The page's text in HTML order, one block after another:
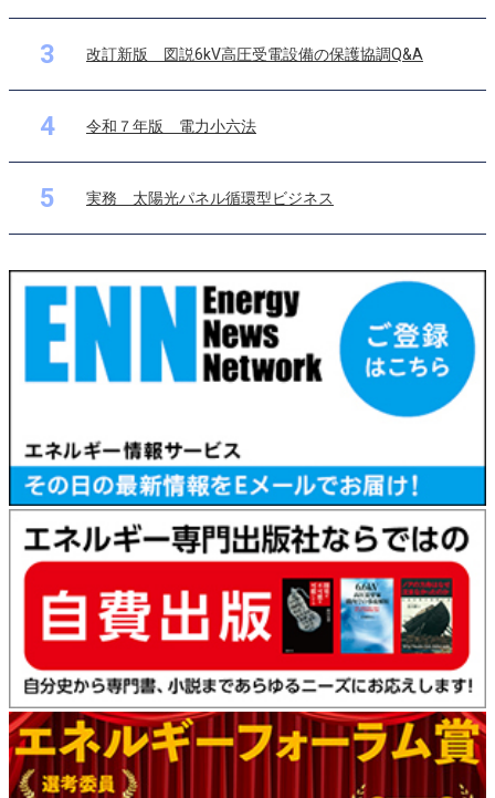
3 改訂新版 図説6kV高圧受電設備の保護協調Q&A
4 令和７年版 電力小六法
5 実務 太陽光パネル循環型ビジネス